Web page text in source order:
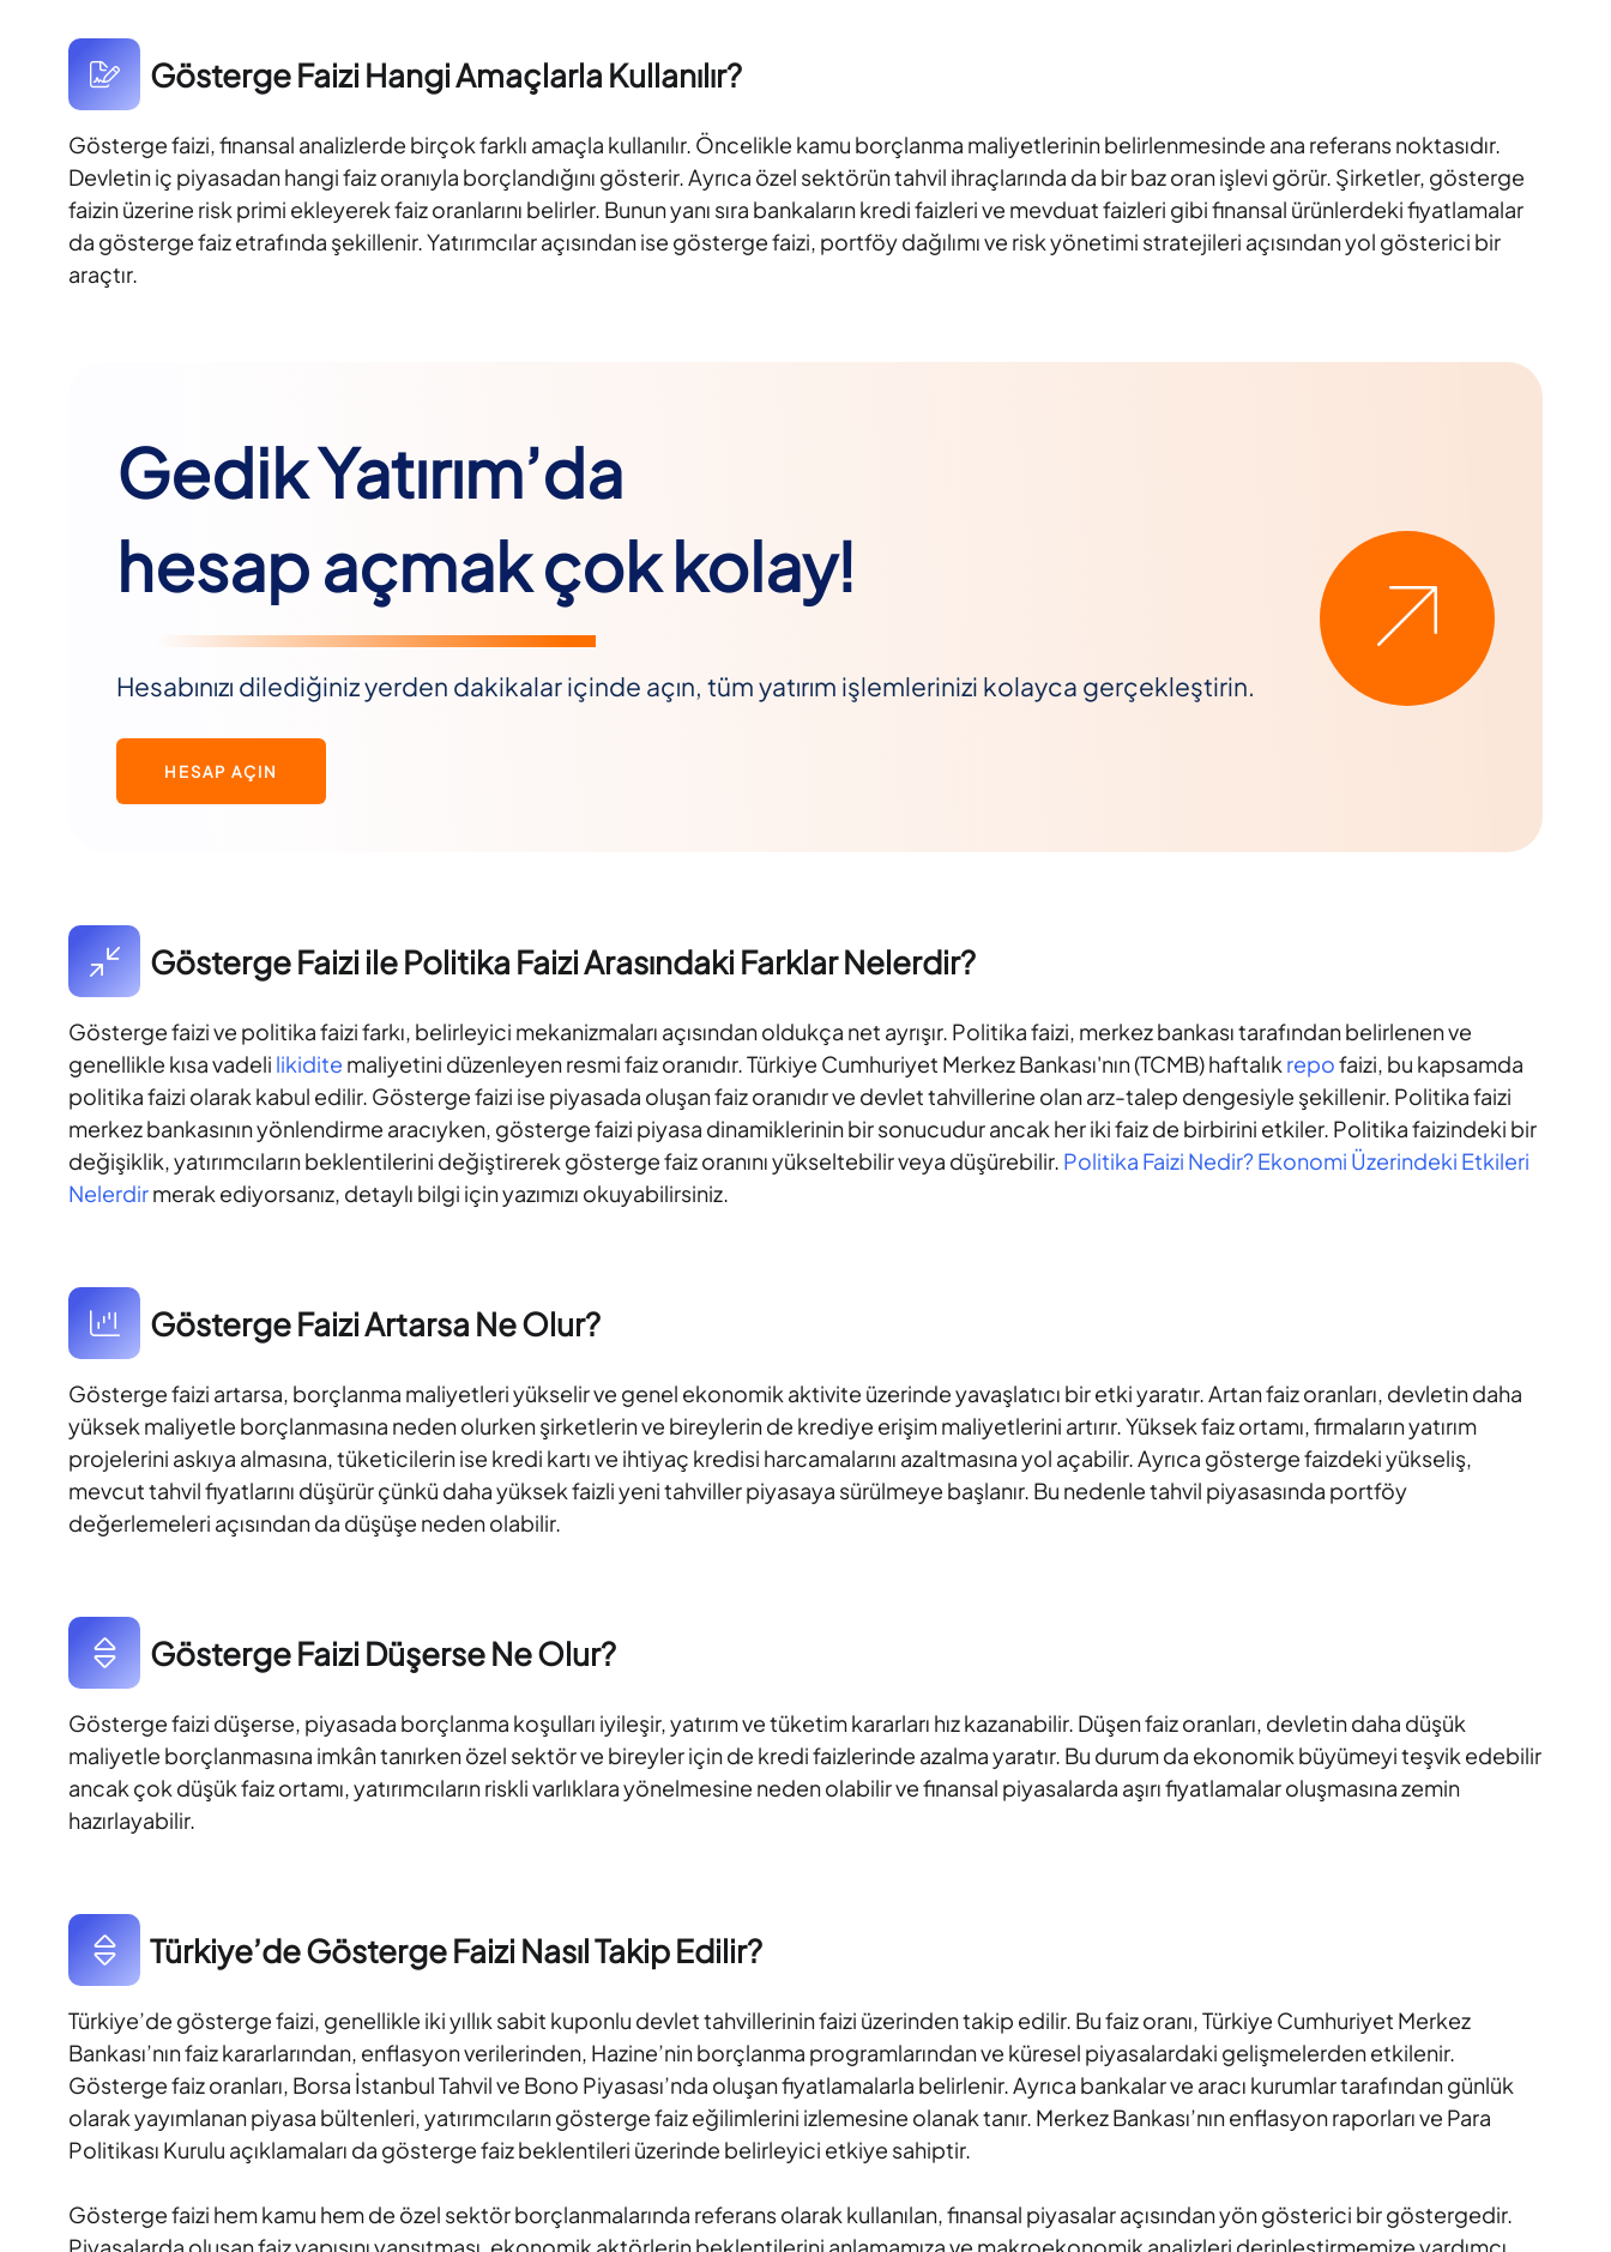
Gösterge Faizi Hangi Amaçlarla Kullanılır?
Gösterge faizi, finansal analizlerde birçok farklı amaçla kullanılır. Öncelikle kamu borçlanma maliyetlerinin belirlenmesinde ana referans noktasıdır.
Devletin iç piyasadan hangi faiz oranıyla borçlandığını gösterir. Ayrıca özel sektörün tahvil ihraçlarında da bir baz oran işlevi görür. Şirketler, gösterge
faizin üzerine risk primi ekleyerek faiz oranlarını belirler. Bunun yanı sıra bankaların kredi faizleri ve mevduat faizleri gibi finansal ürünlerdeki fiyatlamalar
da gösterge faiz etrafında şekillenir. Yatırımcılar açısından ise gösterge faizi, portföy dağılımı ve risk yönetimi stratejileri açısından yol gösterici bir
araçtır.
Gedik Yatırım’da
hesap açmak çok kolay!
Hesabınızı dilediğiniz yerden dakikalar içinde açın, tüm yatırım işlemlerinizi kolayca gerçekleştirin.
HESAP AÇIN
Gösterge Faizi ile Politika Faizi Arasındaki Farklar Nelerdir?
Gösterge faizi ve politika faizi farkı, belirleyici mekanizmaları açısından oldukça net ayrışır. Politika faizi, merkez bankası tarafından belirlenen ve
genellikle kısa vadeli likidite maliyetini düzenleyen resmi faiz oranıdır. Türkiye Cumhuriyet Merkez Bankası'nın (TCMB) haftalık repofaizi, bu kapsamda
politika faizi olarak kabul edilir. Gösterge faizi ise piyasada oluşan faiz oranıdır ve devlet tahvillerine olan arz-talep dengesiyle şekillenir. Politika faizi
merkez bankasının yönlendirme aracıyken, gösterge faizi piyasa dinamiklerinin bir sonucudur ancak her iki faiz de birbirini etkiler. Politika faizindeki bir
değişiklik, yatırımcıların beklentilerini değiştirerek gösterge faiz oranını yükseltebilir veya düşürebilir. Politika Faizi Nedir? Ekonomi Üzerindeki Etkileri
Nelerdirmerak ediyorsanız, detaylı bilgi için yazımızı okuyabilirsiniz.
Gösterge Faizi Artarsa Ne Olur?
Gösterge faizi artarsa, borçlanma maliyetleri yükselir ve genel ekonomik aktivite üzerinde yavaşlatıcı bir etki yaratır. Artan faiz oranları, devletin daha
yüksek maliyetle borçlanmasına neden olurken şirketlerin ve bireylerin de krediye erişim maliyetlerini artırır. Yüksek faiz ortamı, firmaların yatırım
projelerini askıya almasına, tüketicilerin ise kredi kartı ve ihtiyaç kredisi harcamalarını azaltmasına yol açabilir. Ayrıca gösterge faizdeki yükseliş,
mevcut tahvil fiyatlarını düşürür çünkü daha yüksek faizli yeni tahviller piyasaya sürülmeye başlanır. Bu nedenle tahvil piyasasında portföy
değerlemeleri açısından da düşüşe neden olabilir.
Gösterge Faizi Düşerse Ne Olur?
Gösterge faizi düşerse, piyasada borçlanma koşulları iyileşir, yatırım ve tüketim kararları hız kazanabilir. Düşen faiz oranları, devletin daha düşük
maliyetle borçlanmasına imkân tanırken özel sektör ve bireyler için de kredi faizlerinde azalma yaratır. Bu durum da ekonomik büyümeyi teşvik edebilir
ancak çok düşük faiz ortamı, yatırımcıların riskli varlıklara yönelmesine neden olabilir ve finansal piyasalarda aşırı fiyatlamalar oluşmasına zemin
hazırlayabilir.
Türkiye’de Gösterge Faizi Nasıl Takip Edilir?
Türkiye’de gösterge faizi, genellikle iki yıllık sabit kuponlu devlet tahvillerinin faizi üzerinden takip edilir. Bu faiz oranı, Türkiye Cumhuriyet Merkez
Bankası’nın faiz kararlarından, enflasyon verilerinden, Hazine’nin borçlanma programlarından ve küresel piyasalardaki gelişmelerden etkilenir.
Gösterge faiz oranları, Borsa İstanbul Tahvil ve Bono Piyasası’nda oluşan fiyatlamalarla belirlenir. Ayrıca bankalar ve aracı kurumlar tarafından günlük
olarak yayımlanan piyasa bültenleri, yatırımcıların gösterge faiz eğilimlerini izlemesine olanak tanır. Merkez Bankası’nın enflasyon raporları ve Para
Politikası Kurulu açıklamaları da gösterge faiz beklentileri üzerinde belirleyici etkiye sahiptir.
Gösterge faizi hem kamu hem de özel sektör borçlanmalarında referans olarak kullanılan, finansal piyasalar açısından yön gösterici bir göstergedir.